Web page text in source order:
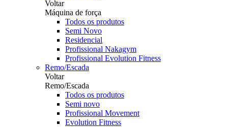
Voltar
Máquina de força
Todos os produtos
Semi Novo
Residencial
Profissional Nakagym
Profissional Evolution Fitness
Remo/Escada
Voltar
Remo/Escada
Todos os produtos
Semi novo
Profissional Movement
Evolution Fitness